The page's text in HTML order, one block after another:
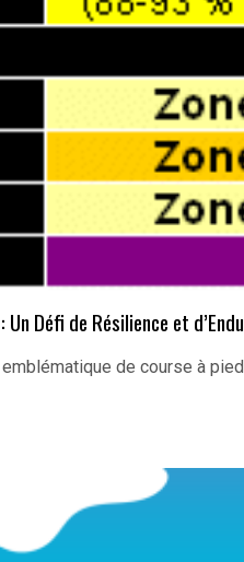
Défi de Résilience et
de course à